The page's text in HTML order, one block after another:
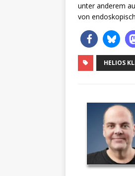
unter anderem
von
HELIOS